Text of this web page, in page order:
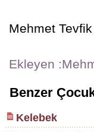
Mehmet
Ekleyen
Benzer
Kelebek